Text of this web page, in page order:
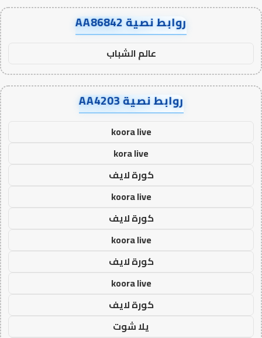
روابط نصية AA86842
عالم الشباب
روابط نصية AA4203
koora live
kora live
كورة لايف
koora live
كورة لايف
koora live
كورة لايف
koora live
كورة لايف
يلا شوت